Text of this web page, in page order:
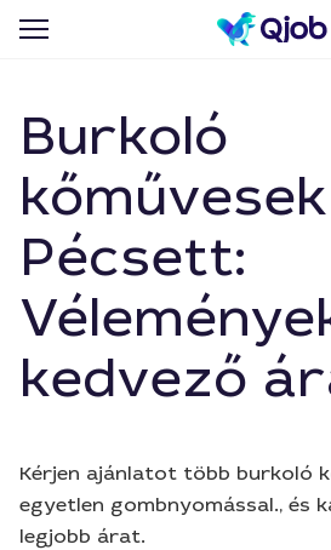
Burkoló
kőművesek
Pécsett:
kedvező
Kérjen ajánlatot több burkoló
egyetlen gombnyomással., és
legjobb árat.